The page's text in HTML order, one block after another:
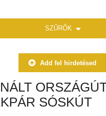
SZŰRŐK
Add fel hirdetésed
SÓSKÚT